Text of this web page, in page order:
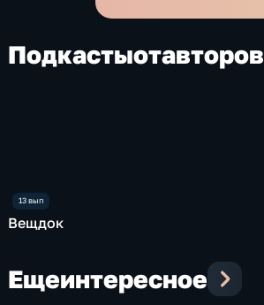
Подкастыотавторов
Вещдок
Ещеинтересное